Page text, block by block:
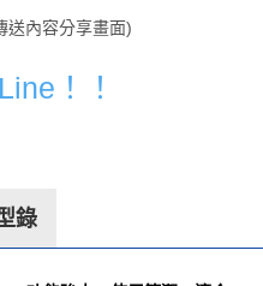
送內容分享畫面)
！！
錄